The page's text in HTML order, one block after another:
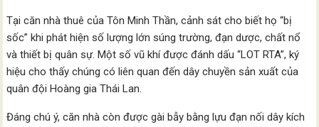
Tại căn nhà thuê của Tôn Minh Thần, cảnh sát cho biết họ “bị
sốc” khi phát hiện số lượng lớn súng trường, đạn dược, chất nổ
và thiết bị quân sự. Một số vũ khí được đánh dấu “LOT RTA”, ký
hiệu cho thấy chúng có liên quan đến dây chuyền sản xuất của
quân đội Hoàng gia Thái Lan.
Đáng chú ý, căn nhà còn được gài bẫy bằng lựu đạn nối dây kích